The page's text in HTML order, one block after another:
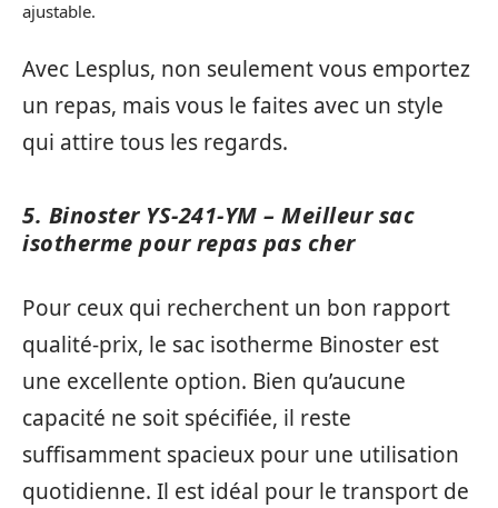
ajustable.
Avec Lesplus, non seulement vous emportez
un repas, mais vous le faites avec un style
qui attire tous les regards.
5. Binoster YS-241-YM – Meilleur sac
isotherme pour repas pas cher
Pour ceux qui recherchent un bon rapport
qualité-prix, le sac isotherme Binoster est
une excellente option. Bien qu’aucune
capacité ne soit spécifiée, il reste
suffisamment spacieux pour une utilisation
quotidienne. Il est idéal pour le transport de